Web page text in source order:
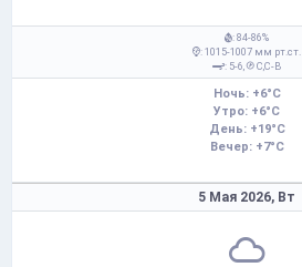
: 84-86%
: 1015-1007 мм рт.ст.
: 5-6,
С,С-В
Ночь: +6°C
Утро: +6°C
День: +19°C
Вечер: +7°C
5 Мая 2026, Вт